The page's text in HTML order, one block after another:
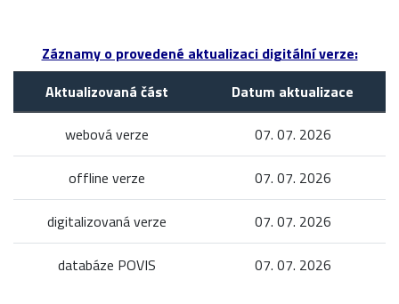
Záznamy o provedené aktualizaci digitální verze:
Aktualizovaná část
Datum aktualizace
webová verze
07. 07. 2026
offline verze 07. 07. 2026
digitalizovaná verze 07. 07. 2026
databáze POVIS 07. 07. 2026